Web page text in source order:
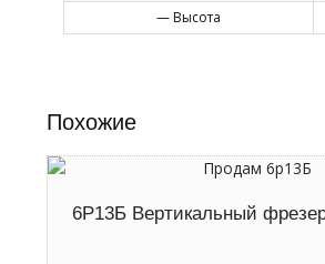
— Высота
Похожие
6Р13Б Вертикальный